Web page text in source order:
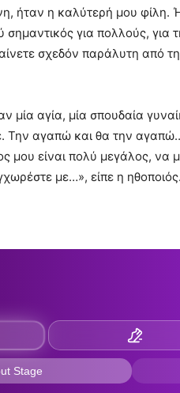
ήταν η καλύτερή μου
σημαντικός για πολλούς, για
σχεδόν παράλυτη από
μία αγία, μία σπουδαία
Την αγαπώ και θα την
μου είναι πολύ μεγάλος,
με…», είπε η ηθοποιός.